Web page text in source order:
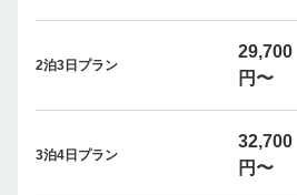
2泊3日プラン
29,700
円〜
3泊4日プラン
32,700
円〜